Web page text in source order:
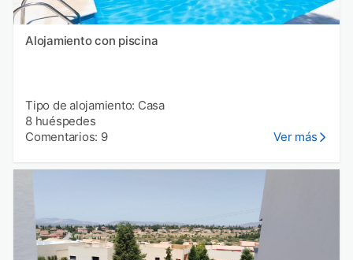
Alojamiento con piscina
Tipo de alojamiento: Casa
8 huéspedes
Comentarios: 9
Ver más